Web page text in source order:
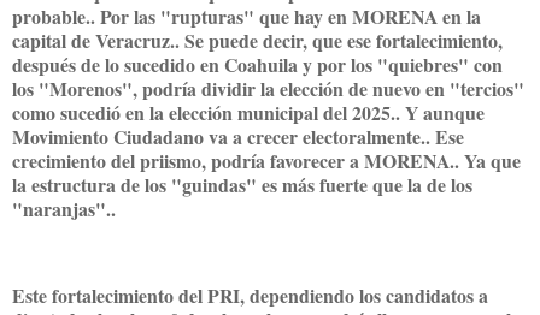
probable.. Por las "rupturas" que hay en MORENA en la
capital de Veracruz.. Se puede decir, que ese fortalecimiento,
después de lo sucedido en Coahuila y por los "quiebres" con
los "Morenos", podría dividir la elección de nuevo en "tercios"
como sucedió en la elección municipal del 2025.. Y aunque
Movimiento Ciudadano va a crecer electoralmente.. Ese
crecimiento del priismo, podría favorecer a MORENA.. Ya que
la estructura de los "guindas" es más fuerte que la de los
"naranjas"..
Este fortalecimiento del PRI, dependiendo los candidatos a